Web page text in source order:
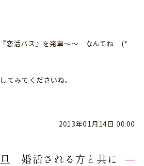
『恋活バス』を発車～～ なんてね (*
てみてくださいね。
2013年01月14日 00:00
婚活される方と共に